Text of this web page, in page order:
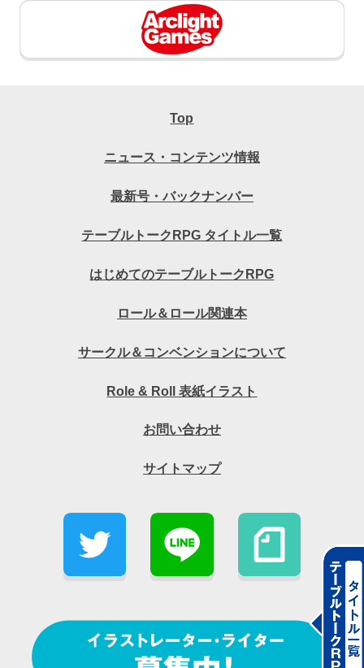
Top
ニュース・コンテンツ情報
最新号・バックナンバー
テーブルトークRPG タイトル一覧
はじめてのテーブルトークRPG
ロール＆ロール関連本
サークル＆コンベンションについて
Role & Roll 表紙イラスト
お問い合わせ
サイトマップ